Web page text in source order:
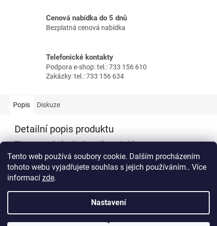
Tento web používá soubory cookie. Dalším procházením
tohoto webu vyjadřujete souhlas s jejich používáním.. Více
informací zde.
Nastavení
Cenová nabídka do 5 dnů
Bezplatná cenová nabídka
Telefonické kontakty
Podpora e-shop: tel.: 733 156 610
Zakázky: tel.: 733 156 634
Popis Diskuze
Detailní popis produktu
T-kus pro rozbočení izolovaného potrubí.
Vytvořil Shoptet